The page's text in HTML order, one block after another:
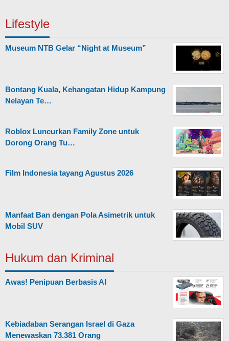
Lifestyle
Museum NTB Gelar “Night at Museum”
Bontang Kuala, Kehangatan Hidup Kampung
Nelayan Te…
Roblox Luncurkan Family Zone untuk
Dorong Orang Tu…
Film Indonesia tayang Agustus 2026
Manfaat Ban dengan Pola Asimetrik untuk
Mobil SUV
Hukum dan Kriminal
Awas! Penipuan Berbasis AI
Kebiadaban Serangan Israel di Gaza
Menewaskan 73.381 Orang